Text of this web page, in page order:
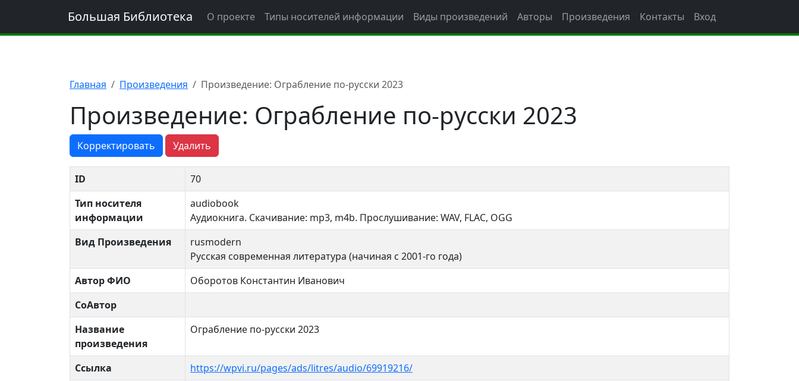
Большая Библиотека О проекте Типы носителей информации Виды произведений Авторы Произведения Контакты Вход
Главная Произведения Произведение: Ограбление по-русски 2023
Произведение: Ограбление по-русски 2023
Корректировать Удалить
ID
70
Тип носителя
информации
audiobook
Аудиокнига. Скачивание: mp3, m4b. Прослушивание: WAV, FLAC, OGG
Вид Произведения
rusmodern
Русская современная литература (начиная с 2001-го года)
Автор ФИО
Оборотов Константин Иванович
СоАвтор
Название
произведения
Ограбление по-русски 2023
Ссылка
https://wpvi.ru/pages/ads/litres/audio/69919216/